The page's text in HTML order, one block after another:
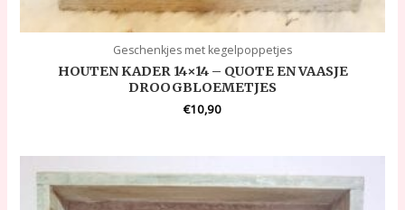
Geschenkjes met kegelpoppetjes
HOUTEN KADER 14×14 – QUOTE EN VAASJE
DROOGBLOEMETJES
€10,90